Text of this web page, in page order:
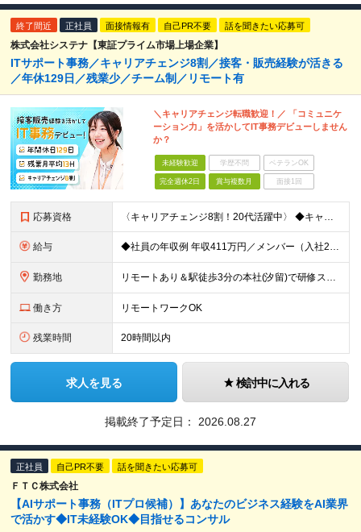
終了間近 正社員 面接情報有 自己PR不要 話を聞きたい応募可
株式会社システナ【東証プライム市場上場企業】
ITサポート事務／キャリアチェンジ8割／接客・販売経験が活きる
／年休129日／残業少／チーム制／リモート有
＼キャリアチェンジ転職歓迎！／ 「コミュニケ
ーション力」を活かしてIT事務デビューしません
か？
未経験歓迎 学歴不問 ベテランOK
完全週休2日 賞与複数月 面接1回
応募資格 〈キャリアチェンジ8割！20代活躍中〉 ◆キャリアチェンジ転職歓迎 ◆PCスキル不問 ◆専門・短大卒以上 ◎同期入社と一緒に研修が受けられます！ ＼下記のような方に向いています／ ◇今から手に職をつ
給与 ◆社員の年収例 年収411万円／メンバー（入社2年目） 年収800万円／マネージャー（入社7年目） -------------------- ◆月給22万7000円～30万円＋賞与年2回＋残業代全額支
勤務地 リモートあり＆駅徒歩3分の本社(汐留)で研修スタート！ 【システナ東京本社】 東京都港区海岸1-2-20 汐留ビルディング14F・16F ◆リモートワーク・フルリモートのお仕事もあり ◆お住まいの地
働き方 リモートワークOK
残業時間 20時間以内
求人を見る 検討中に入れる
掲載終了予定日： 2026.08.27
正社員 自己PR不要 話を聞きたい応募可
ＦＴＣ株式会社
【AIサポート事務（ITプロ候補）】あなたのビジネス経験をAI業界
で活かす◆IT未経験OK◆目指せるコンサル